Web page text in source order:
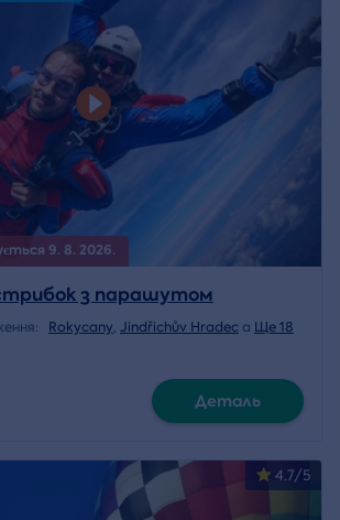
9. 8. 2026.
з парашутом
Rokycany, Jindřichův Hradec a Ще 18
Деталь
4.7/5